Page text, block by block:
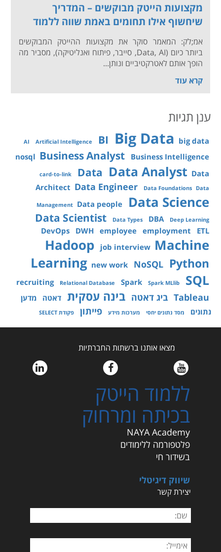
מקצועות הייטק מבוקשים – המדריך
שיחשוף אילו תחומים באמת שווה ללמוד
אמ;לק: המאמר סוקר את מקצועות ההייטק המבוקשים
ביותר כיום (Data, AI, סייבר, פיתוח ואנליטיקה), מסביר מה
הופך אותם לאטרקטיביים ונותן...
קרא עוד
ענן תגיות
AI Artificial Intelligence BI Big Data big data
nosql Business Analyst Business Intelligence
card-to-link Data Data Analyst Data
Architect Data Engineer Data Foundations Data
Management Data people Data Science
Data Scientist Data Types DBA Deep Learning
DevOps DWH employee employment ETL
Hadoop job interview Machine
Learning new work NoSQL Python
recruiting Relational Database Spark Spark MLlib SQL
Tableau ביג דאטה בינה עסקית דאטה
מדען
נתונים
מסד נתונים יחסי מערכות מידע פייתון פקודת SELECT
מצאו אותנו ברשתות החברתיות
ללמוד הייטק
בכיתה ומרחוק
NAYA Academy
פלטפורמה ללימודים
בשידור חי
שיווק דיגיטלי
יצירת קשר